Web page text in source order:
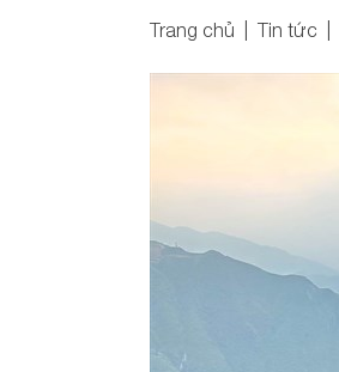
Trang chủ Tin tức